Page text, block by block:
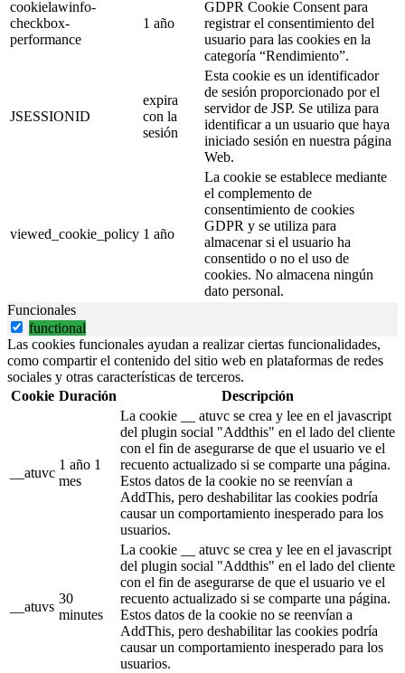
cookielawinfo-
checkbox-
performance
1 año
GDPR Cookie Consent para
registrar el consentimiento del
usuario para las cookies en la
categoría “Rendimiento”.
JSESSIONID
expira
con la
sesión
Esta cookie es un identificador
de sesión proporcionado por el
servidor de JSP. Se utiliza para
identificar a un usuario que haya
iniciado sesión en nuestra página
Web.
viewed_cookie_policy 1 año
La cookie se establece mediante
el complemento de
consentimiento de cookies
GDPR y se utiliza para
almacenar si el usuario ha
consentido o no el uso de
cookies. No almacena ningún
dato personal.
Funcionales
functional
Las cookies funcionales ayudan a realizar ciertas funcionalidades,
como compartir el contenido del sitio web en plataformas de redes
sociales y otras características de terceros.
Cookie Duración Descripción
__atuvc
1 año 1
mes
La cookie __ atuvc se crea y lee en el javascript
del plugin social "Addthis" en el lado del cliente
con el fin de asegurarse de que el usuario ve el
recuento actualizado si se comparte una página.
Estos datos de la cookie no se reenvían a
AddThis, pero deshabilitar las cookies podría
causar un comportamiento inesperado para los
usuarios.
__atuvs
30
minutes
La cookie __ atuvc se crea y lee en el javascript
del plugin social "Addthis" en el lado del cliente
con el fin de asegurarse de que el usuario ve el
recuento actualizado si se comparte una página.
Estos datos de la cookie no se reenvían a
AddThis, pero deshabilitar las cookies podría
causar un comportamiento inesperado para los
usuarios.